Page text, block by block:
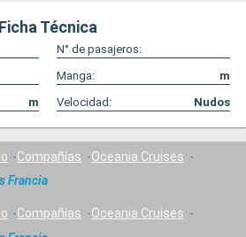
Ficha Técnica
N° de pasajeros:
Manga:
m
m Velocidad: Nudos
Compañías
Oceania Cruises
Francia
Compañías
Oceania Cruises